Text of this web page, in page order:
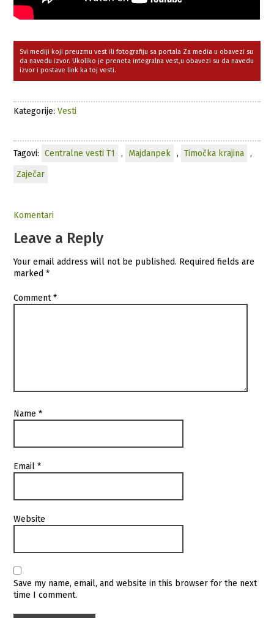
Svi mediji koji preuzmu vest ili fotografiju sa portala Za media u obavezi su
da navedu izvor. Ukoliko je preneta integralna vest,u obavezi su da navedu
izvor i postave link ka toj vesti.
Kategorije:Vesti
Tagovi: Centralne vesti T1 , Majdanpek , Timočka krajina
,
Zaječar
Komentari
Leave a Reply
Your email address will not be published. Required fields are
marked*
Comment*
Name*
Email*
Website
Save my name, email, and website in this browser for the next
time I comment.